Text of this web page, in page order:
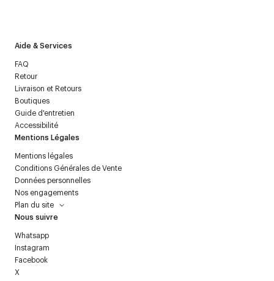
Aide & Services
FAQ
Retour
Livraison et Retours
Boutiques
Guide d'entretien
Accessibilité
Mentions Légales
Mentions légales
Conditions Générales de Vente
Données personnelles
Nos engagements
Plan du site
Nous suivre
Whatsapp
Instagram
Facebook
X